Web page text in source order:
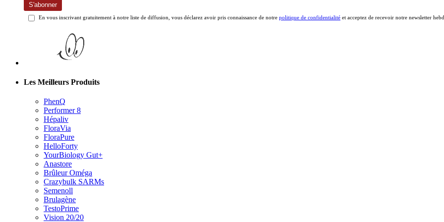
S'abonner
En vous inscrivant gratuitement à notre liste de diffusion, vous déclarez avoir pris connaissance de notre politique de confidentialité et acceptez de recevoir notre newsletter
Les Meilleurs Produits
PhenQ
Performer 8
Hépaliv
FloraVia
FloraPure
HelloForty
YourBiology Gut+
Anastore
Brûleur Oméga
Crazybulk SARMs
Semenoll
Brulagène
TestoPrime
Vision 20/20